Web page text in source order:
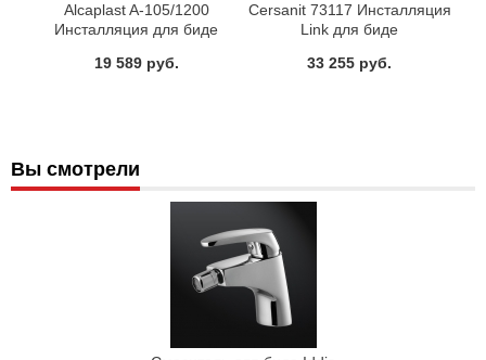
Alcaplast A-105/1200
Инсталляция для биде
19 589 руб.
Cersanit 73117 Инсталляция
Link для биде
33 255 руб.
Вы смотрели